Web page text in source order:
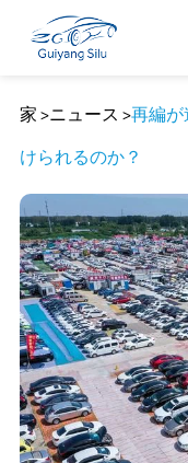
家 >ニュース >再編が
けられるのか？